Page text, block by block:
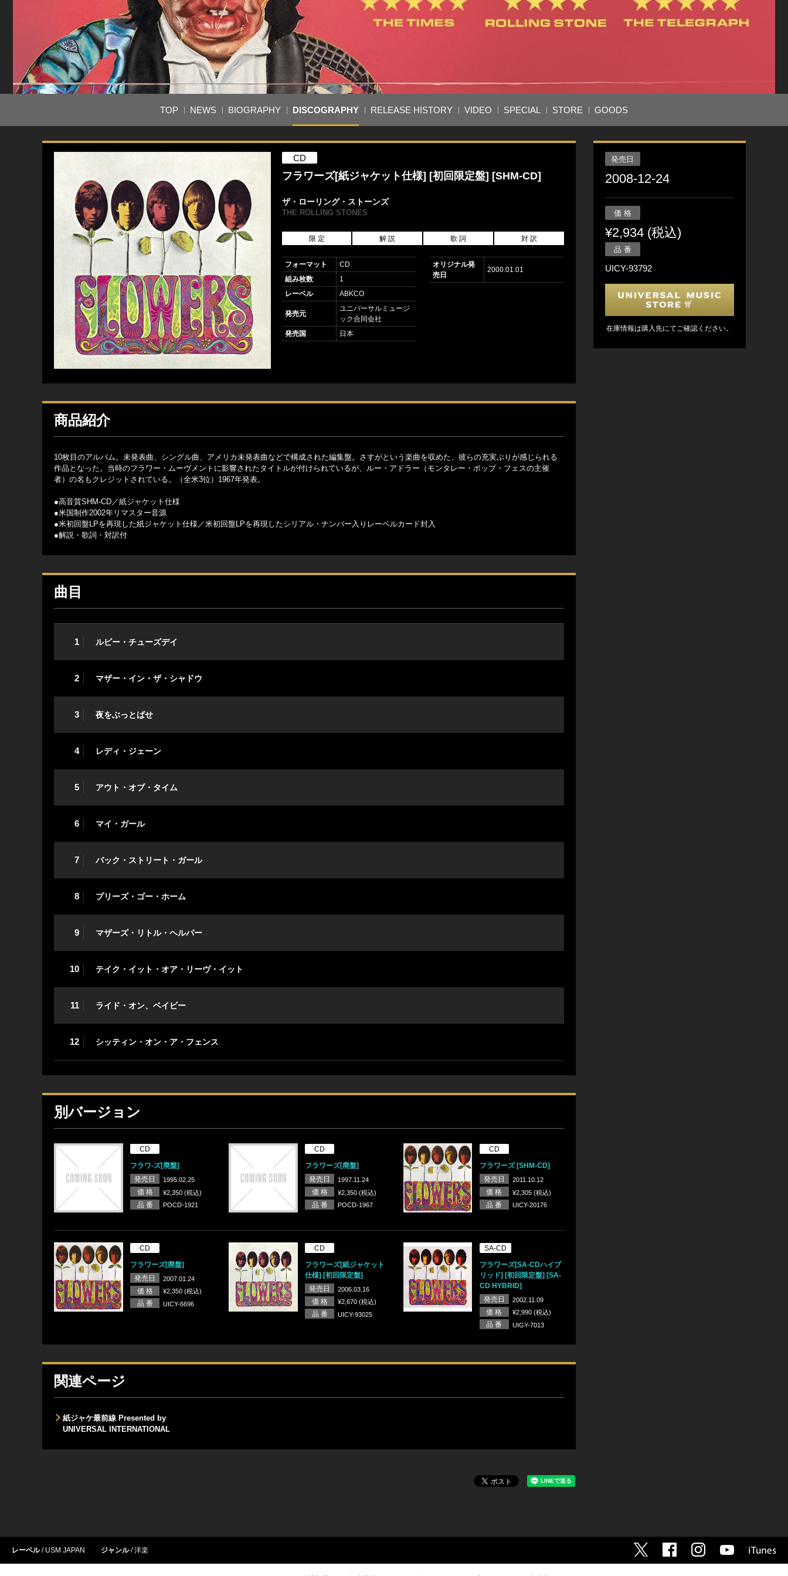
TOP NEWS BIOGRAPHY DISCOGRAPHY RELEASE HISTORY VIDEO SPECIAL STORE GOODS
CD
フラワーズ[紙ジャケット仕様] [初回限定盤] [SHM-CD]
ザ・ローリング・ストーンズ
THE ROLLING STONES
限 定 解 説 歌 詞 対 訳
フォーマット
CD
組み枚数
1
レーベル
ABKCO
発売元
ユニバーサルミュージ
ック合同会社
発売国
日本
オリジナル発
売日
2000.01.01
商品紹介
10枚目のアルバム。未発表曲、シングル曲、アメリカ未発表曲などで構成された編集盤。さすがという楽曲を収めた、彼らの充実ぶりが感じられる
作品となった。当時のフラワー・ムーヴメントに影響されたタイトルが付けられているが、ルー・アドラー（モンタレー・ポップ・フェスの主催
者）の名もクレジットされている。（全米3位）1967年発表。
●高音質SHM-CD／紙ジャケット仕様
●米国制作2002年リマスター音源
●米初回盤LPを再現した紙ジャケット仕様／米初回盤LPを再現したシリアル・ナンバー入りレーベルカード封入
●解説・歌詞・対訳付
曲目
1 ルビー・チューズデイ
2 マザー・イン・ザ・シャドウ
3 夜をぶっとばせ
4 レディ・ジェーン
5 アウト・オブ・タイム
6 マイ・ガール
7 バック・ストリート・ガール
8 プリーズ・ゴー・ホーム
9 マザーズ・リトル・ヘルパー
10 テイク・イット・オア・リーヴ・イット
11 ライド・オン、ベイビー
12 シッティン・オン・ア・フェンス
別バージョン
CD
フラワ-ズ[廃盤]
発売日
1995.02.25
価 格 ¥2,350 (税込)
品 番 POCD-1921
CD
フラワーズ[廃盤]
発売日
1997.11.24
価 格 ¥2,350 (税込)
品 番 POCD-1967
CD
フラワーズ [SHM-CD]
発売日
2011.10.12
価 格 ¥2,305 (税込)
品 番 UICY-20176
CD
フラワーズ[廃盤]
発売日
2007.01.24
価 格 ¥2,350 (税込)
品 番 UICY-6696
CD
フラワーズ[紙ジャケット
仕様] [初回限定盤]
発売日
2006.03.16
価 格 ¥2,670 (税込)
品 番 UICY-93025
SA-CD
フラワーズ[SA-CDハイブ
リッド] [初回限定盤] [SA-
CD HYBRID]
発売日
2002.11.09
価 格 ¥2,990 (税込)
品 番 UIGY-7013
関連ページ
紙ジャケ最前線 Presented by
UNIVERSAL INTERNATIONAL
発売日
2008-12-24
価 格
¥2,934 (税込)
品 番
UICY-93792
在庫情報は購入先にてご確認ください。
レーベル USM JAPAN ジャンル 洋楽